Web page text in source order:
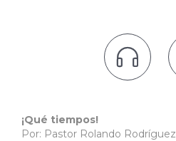

¡Qué tiempos!
Por: Pastor Rolando Rodríguez